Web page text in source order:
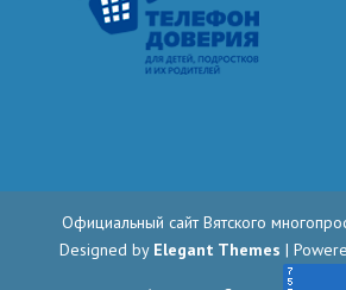
Официальный сайт Вятского
Designed by Elegant Themes |